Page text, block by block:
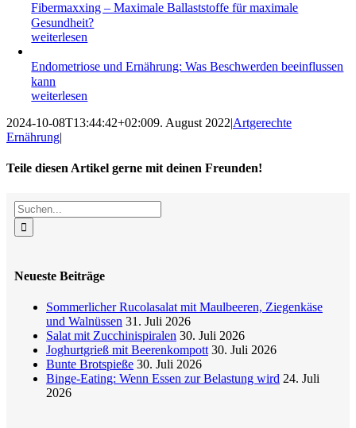
Fibermaxxing – Maximale Ballaststoffe für maximale
Gesundheit?
weiterlesen
Endometriose und Ernährung: Was Beschwerden beeinflussen
kann
weiterlesen
2024-10-08T13:44:42+02:009. August 2022|Artgerechte
Ernährung|
Teile diesen Artikel gerne mit deinen Freunden!
Facebook
XReddit
LinkedIn
WhatsApp
Tumblr
Pinterest
Vk
E-
Mail
Suche
nach:
Neueste Beiträge
Sommerlicher Rucolasalat mit Maulbeeren, Ziegenkäse
und Walnüssen 31. Juli 2026
Salat mit Zucchinispiralen 30. Juli 2026
Joghurtgrieß mit Beerenkompott 30. Juli 2026
Bunte Brotspieße 30. Juli 2026
Binge-Eating: Wenn Essen zur Belastung wird 24. Juli
2026